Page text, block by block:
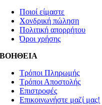
Ποιοί είμαστε
Χονδρική πώληση
Πολιτική απορρήτου
Όροι χρήσης
ΒΟΗΘΕΙΑ
Τρόποι Πληρωμής
Τρόποι Αποστολής
Επιστροφές
Επικοινωνήστε μαζί μας!